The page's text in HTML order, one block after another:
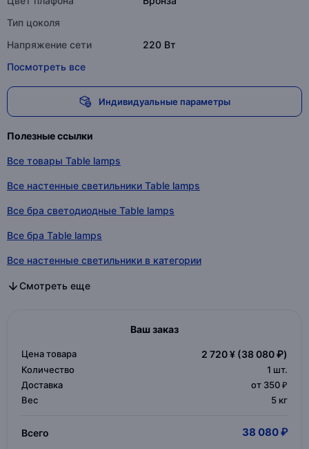
Тип цоколя
Напряжение сети
220 Вт
Посмотреть все
Индивидуальные параметры
Полезные ссылки
Все товары Table lamps
Все настенные светильники Table lamps
Все бра светодиодные Table lamps
Все бра Table lamps
Все настенные светильники в категории
Все бра светодиодные в категории
Все бра в категории
Смотреть еще
Ваш заказ
Цена товара 2 720 ¥ (38 080 ₽)
Количество 1 шт.
Доставка
от 350 ₽
Вес
5 кг
Всего 38 080 ₽